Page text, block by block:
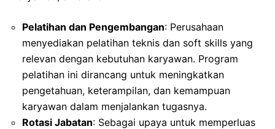
Pelatihan dan Pengembangan: Perusahaan
menyediakan pelatihan teknis dan soft skills yang
relevan dengan kebutuhan karyawan. Program
pelatihan ini dirancang untuk meningkatkan
pengetahuan, keterampilan, dan kemampuan
karyawan dalam menjalankan tugasnya.
Rotasi Jabatan: Sebagai upaya untuk memperluas